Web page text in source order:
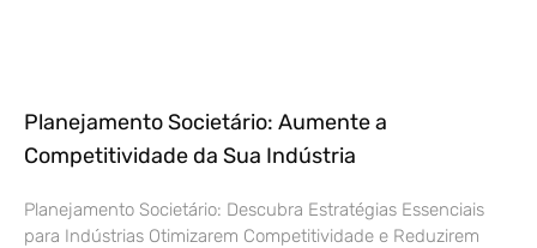
Planejamento Societário: Aumente a
Competitividade da Sua Indústria
Planejamento Societário: Descubra Estratégias Essenciais
para Indústrias Otimizarem Competitividade e Reduzirem